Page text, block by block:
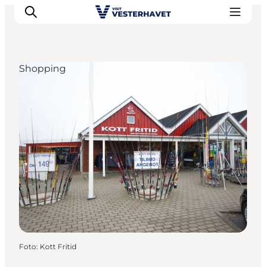
Oplevelser
Vores Byer
Mad & Overnatning
Køb billet
Planlæg din ferie
Shopping
Foto: Kott Fritid